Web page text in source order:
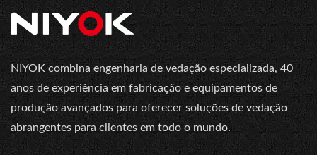
NIYOK combina engenharia de vedação especializada, 40
anos de experiência em fabricação e equipamentos de
produção avançados para oferecer soluções de vedação
abrangentes para clientes em todo o mundo.